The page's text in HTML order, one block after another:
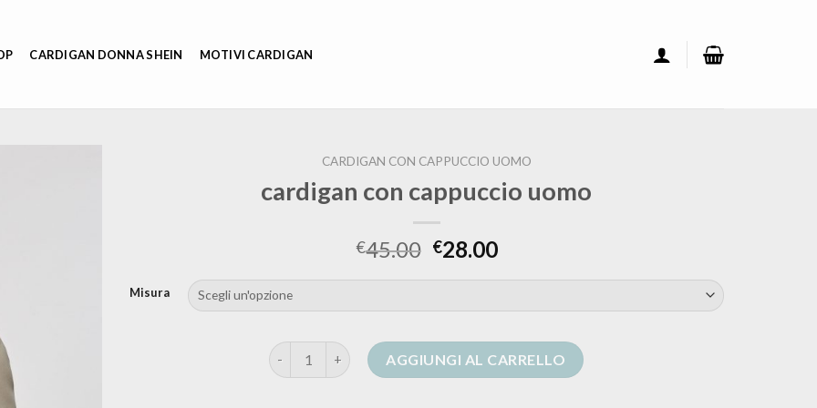
CARDIGAN DONNA SHEIN MOTIVI CARDIGAN
CARDIGAN CON CAPPUCCIO UOMO
cardigan con cappuccio uomo
€45.00 €28.00
Misura
cardigan con cappuccio uomo quantità
AGGIUNGI AL CARRELLO